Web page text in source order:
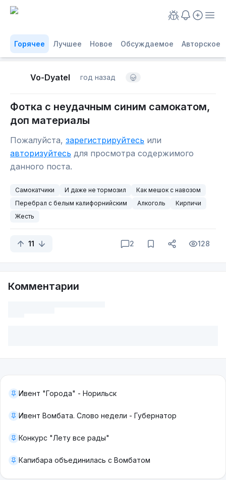
Горячее Лучшее Новое Обсуждаемое Авторское
Vo-Dyatel год назад
Фотка с неудачным синим самокатом,
доп материалы
Пожалуйста, зарегистрируйтесь или
авторизуйтесь для просмотра содержимого
данного поста.
Самокатчики И даже не тормозил
Как мешок с навозом
Перебрал с белым калифорнийским
Алкоголь
Кирпичи
Жесть
11 2 128
Комментарии
Ивент "Города" - Норильск
Ивент Вомбата. Слово недели - Губернатор
Конкурс "Лету все рады"
Капибара объединилась с Вомбатом